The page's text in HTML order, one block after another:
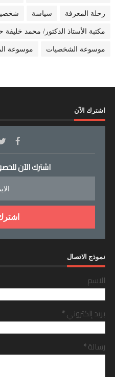
رحلة المعرفة سياسة
مكتبة الأستاذ الدكتور/ محمد
موسوعة الشخصيات موسوعة
اشترك الآن
اشترك الآن
نموذج الاتصال
الاسم
بريد إلكتروني*
رسالة*